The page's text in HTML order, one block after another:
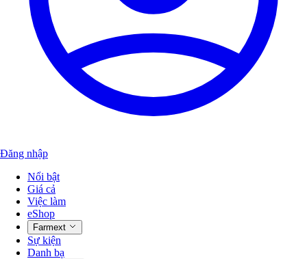
Đăng nhập
Nổi bật
Giá cả
Việc làm
eShop
Farmext
Sự kiện
Danh bạ